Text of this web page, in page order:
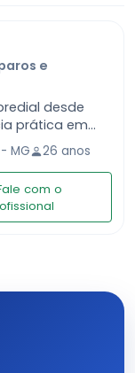
e
desde
prática em
e solução
a dia de
Ao longo…
MG 26 anos
com o